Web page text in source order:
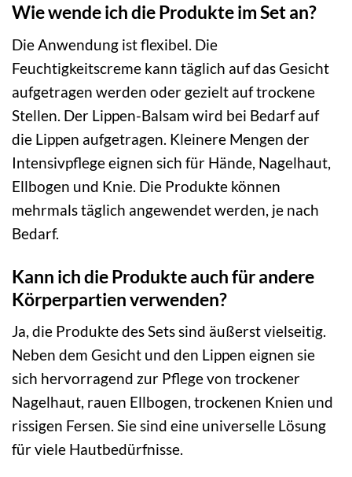
Wie wende ich die Produkte im Set an?
Die Anwendung ist flexibel. Die
Feuchtigkeitscreme kann täglich auf das Gesicht
aufgetragen werden oder gezielt auf trockene
Stellen. Der Lippen-Balsam wird bei Bedarf auf
die Lippen aufgetragen. Kleinere Mengen der
Intensivpflege eignen sich für Hände, Nagelhaut,
Ellbogen und Knie. Die Produkte können
mehrmals täglich angewendet werden, je nach
Bedarf.
Kann ich die Produkte auch für andere
Körperpartien verwenden?
Ja, die Produkte des Sets sind äußerst vielseitig.
Neben dem Gesicht und den Lippen eignen sie
sich hervorragend zur Pflege von trockener
Nagelhaut, rauen Ellbogen, trockenen Knien und
rissigen Fersen. Sie sind eine universelle Lösung
für viele Hautbedürfnisse.